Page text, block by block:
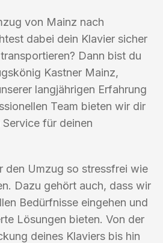
von Mainz nach
dabei dein Klavier sicher
Dann bist du
Kastner Mainz,
langjährigen Erfahrung
Team bieten wir dir
für deinen
den Umzug so stressfrei wie
Dazu gehört auch, dass wir
Bedürfnisse eingehen und
Lösungen bieten. Von der
deines Klaviers bis hin